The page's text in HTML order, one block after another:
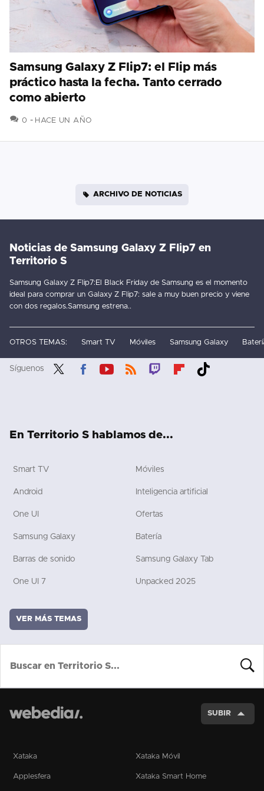
Samsung Galaxy Z Flip7: el Flip más
práctico hasta la fecha. Tanto cerrado
como abierto
0 COMENTARIOS
HACE UN AÑO
ARCHIVO DE NOTICIAS
Noticias de Samsung Galaxy Z Flip7 en
Territorio S
Samsung Galaxy Z Flip7:El Black Friday de Samsung es el momento
ideal para comprar un Galaxy Z Flip7: sale a muy buen precio y viene
con dos regalos.Samsung estrena..
OTROS TEMAS: Smart TV Móviles Samsung Galaxy
Síguenos
En Territorio S hablamos de...
Smart TV Móviles
Android Inteligencia artificial
One UI Ofertas
Samsung Galaxy Batería
Barras de sonido Samsung Galaxy Tab
One UI 7 Unpacked 2025
VER MÁS TEMAS
SUBIR
Xataka Xataka Móvil
Applesfera Xataka Smart Home